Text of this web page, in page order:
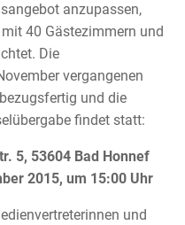
anzupassen,
40 Gästezimmern und
Die
vergangenen
und die
findet statt:
5, 53604 Bad Honnef
2015, um 15:00 Uhr
und